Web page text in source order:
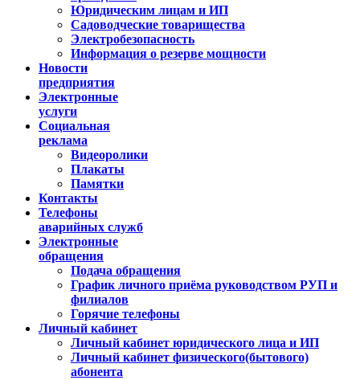
Юридическим лицам и ИП
Садоводческие товарищества
Электробезопасность
Информация о резерве мощности
Новости
предприятия
Электронные
услуги
Социальная
реклама
Видеоролики
Плакаты
Памятки
Контакты
Телефоны
аварийных служб
Электронные
обращения
Подача обращения
График личного приёма руководством РУП и
филиалов
Горячие телефоны
Личный кабинет
Личный кабинет юридического лица и ИП
Личный кабинет физического(бытового)
абонента